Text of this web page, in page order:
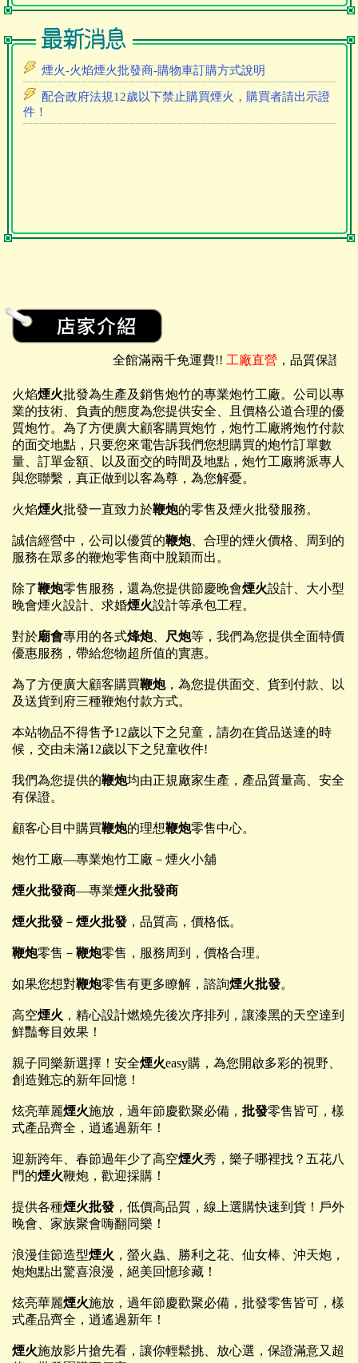
煙火-火焰煙火批發商-購物車訂購方式說明
配合政府法規12歲以下禁止購買煙火，購買者請出示證
件！
全館滿兩千免運費!!工廠直營，品質保證，價
火焰煙火批發為生產及銷售炮竹的專業炮竹工廠。公司以專
業的技術、負責的態度為您提供安全、且價格公道合理的優
質炮竹。為了方便廣大顧客購買炮竹，炮竹工廠將炮竹付款
的面交地點，只要您來電告訴我們您想購買的炮竹訂單數
量、訂單金額、以及面交的時間及地點，炮竹工廠將派專人
與您聯繫，真正做到以客為尊，為您解憂。
火焰煙火批發一直致力於鞭炮的零售及煙火批發服務。
誠信經營中，公司以優質的鞭炮、合理的煙火價格、周到的
服務在眾多的鞭炮零售商中脫穎而出。
除了鞭炮零售服務，還為您提供節慶晚會煙火設計、大小型
晚會煙火設計、求婚煙火設計等承包工程。
對於廟會專用的各式烽炮、 尺炮等，我們為您提供全面特價
優惠服務，帶給您物超所值的實惠。
為了方便廣大顧客購買鞭炮，為您提供面交、貨到付款、以
及送貨到府三種鞭炮付款方式。
本站物品不得售予12歲以下之兒童，請勿在貨品送達的時
候，交由未滿12歲以下之兒童收件!
我們為您提供的鞭炮均由正規廠家生產，產品質量高、安全
有保證。
顧客心目中購買鞭炮的理想鞭炮零售中心。
炮竹工廠—專業炮竹工廠－煙火小舖
煙火批發商—專業煙火批發商
煙火批發－ 煙火批發，品質高，價格低。
鞭炮零售－ 鞭炮零售，服務周到，價格合理。
如果您想對鞭炮零售有更多瞭解，諮詢煙火批發。
高空煙火 ，精心設計燃燒先後次序排列，讓漆黑的天空達到
鮮豔奪目效果！
親子同樂新選擇！安全煙火easy購，為您開啟多彩的視野、
創造難忘的新年回憶！
炫亮華麗煙火施放，過年節慶歡聚必備， 批發零售皆可，樣
式產品齊全，逍遙過新年！
迎新跨年、春節過年少了高空煙火秀，樂子哪裡找？五花八
門的煙火鞭炮，歡迎採購！
提供各種煙火批發，低價高品質，線上選購快速到貨！戶外
晚會、家族聚會嗨翻同樂！
浪漫佳節造型煙火 ，螢火蟲、勝利之花、仙女棒、沖天炮，
炮炮點出驚喜浪漫，絕美回憶珍藏！
炫亮華麗煙火施放，過年節慶歡聚必備，批發零售皆可，樣
式產品齊全，逍遙過新年！
煙火施放影片搶先看，讓你輕鬆挑、放心選，保證滿意又超